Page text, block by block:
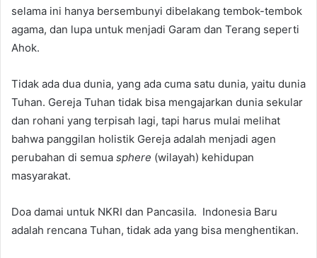
selama ini hanya bersembunyi dibelakang tembok-tembok
agama, dan lupa untuk menjadi Garam dan Terang seperti
Ahok.
Tidak ada dua dunia, yang ada cuma satu dunia, yaitu dunia
Tuhan. Gereja Tuhan tidak bisa mengajarkan dunia sekular
dan rohani yang terpisah lagi, tapi harus mulai melihat
bahwa panggilan holistik Gereja adalah menjadi agen
perubahan di semua sphere (wilayah) kehidupan
masyarakat.
Doa damai untuk NKRI dan Pancasila. Indonesia Baru
adalah rencana Tuhan, tidak ada yang bisa menghentikan.